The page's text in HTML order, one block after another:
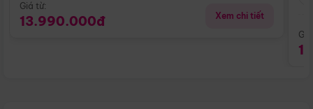
Giá từ:
13.990.000đ Xem chi tiết